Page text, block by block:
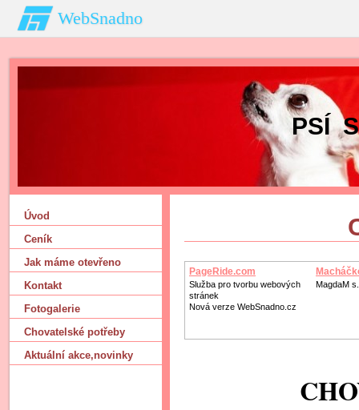
WebSnadno
PSÍ
PageRide.com
Služba pro tvorbu webových
stránek
Nová verze WebSnadno.cz
MagdaM
Úvod
Ceník
Jak máme otevřeno
Kontakt
Fotogalerie
Chovatelské potřeby
Aktuální akce‚novinky